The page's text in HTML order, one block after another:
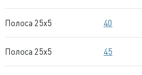
Полоса 25x5 40
Полоса 25x5 45